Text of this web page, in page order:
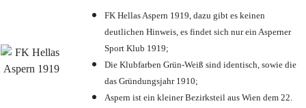
FK Hellas Aspern 1919, dazu gibt es keinen
deutlichen Hinweis, es findet sich nur ein Asperner
Sport Klub 1919;
Die Klubfarben Grün-Weiß sind identisch, sowie die
das Gründungsjahr 1910;
Aspern ist ein kleiner Bezirksteil aus Wien dem 22.